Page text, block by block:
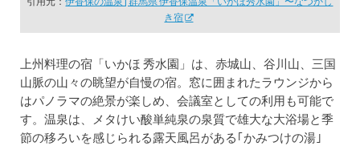
き宿
上州料理の宿「いかほ 秀水園」は、赤城山、谷川山、三国
山脈の山々の眺望が自慢の宿。窓に囲まれたラウンジから
はパノラマの絶景が楽しめ、会議室としての利用も可能で
す。温泉は、メタけい酸単純泉の泉質で雄大な大浴場と季
節の移ろいを感じられる露天風呂がある｢かみつけの湯｣